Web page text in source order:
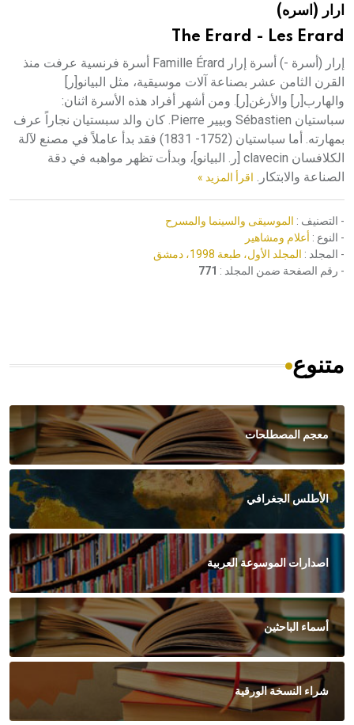
هيئة الموسوعة العربية تطلق موسوعات جديدة في عام 2026ارار (اسره)
The Erard - Les Erard
إرار (أسرة -) أسرة إرار Famille Érard أسرة فرنسية عرفت منذ
القرن الثامن عشر بصناعة آلات موسيقية، مثل البيانو[ر]
والهارب[ر] والأرغن[ر]. ومن أشهر أفراد هذه الأسرة اثنان:
سباستيان Sébastien وبيير Pierre. كان والد سبستيان نجاراً عرف
بمهارته. أما سباستيان (1752- 1831) فقد بدأ عاملاً في مصنع لآلة
الكلافسان clavecin [ر. البيانو]، وبدأت تظهر مواهبه في دقة
الصناعة والابتكار. اقرأ المزيد »
- التصنيف : الموسيقى والسينما والمسرح
- النوع : أعلام ومشاهير
- المجلد : المجلد الأول، طبعة 1998، دمشق
- رقم الصفحة ضمن المجلد : 771
متنوع
معجم المصطلحات
الأطلس الجغرافي
اصدارات الموسوعة العربية
أسماء الباحثين
شراء النسخة الورقية